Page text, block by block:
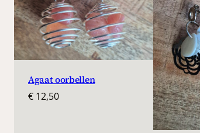
Agaat oorbellen
€ 12,50